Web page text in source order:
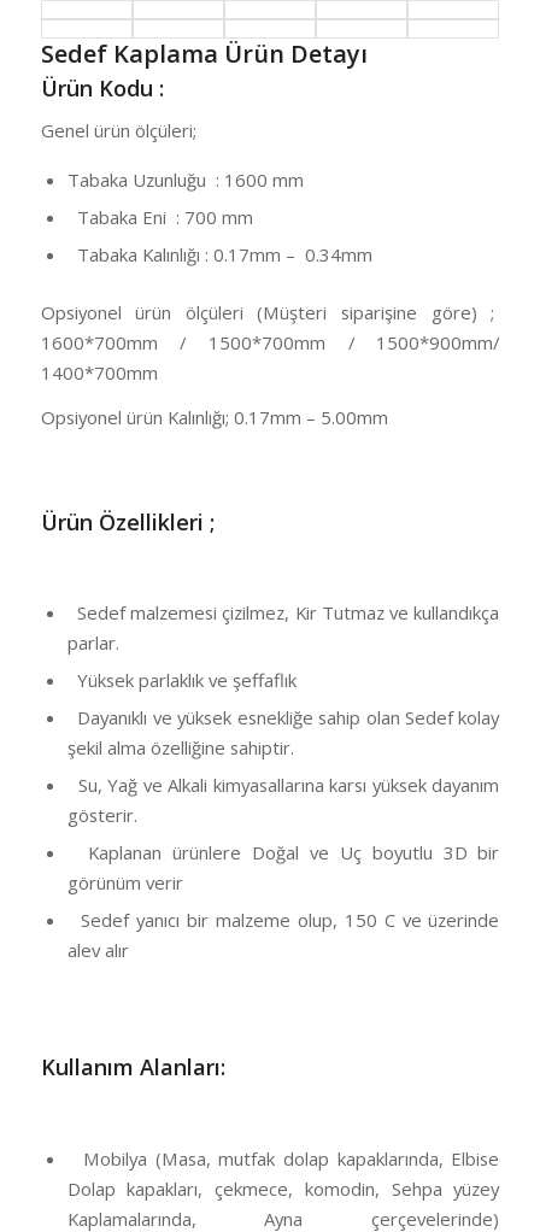
Sedef Kaplama Ürün Detayı
Ürün Kodu :
Genel ürün ölçüleri;
Tabaka Uzunluğu : 1600 mm
Tabaka Eni : 700 mm
Tabaka Kalınlığı : 0.17mm – 0.34mm
Opsiyonel ürün ölçüleri (Müşteri siparişine göre) ;
1600*700mm / 1500*700mm / 1500*900mm/
1400*700mm
Opsiyonel ürün Kalınlığı; 0.17mm – 5.00mm
Ürün Özellikleri ;
Sedef malzemesi çizilmez, Kir Tutmaz ve kullandıkça
parlar.
Yüksek parlaklık ve şeffaflık
Dayanıklı ve yüksek esnekliğe sahip olan Sedef kolay
şekil alma özelliğine sahiptir.
Su, Yağ ve Alkali kimyasallarına karsı yüksek dayanım
gösterir.
Kaplanan ürünlere Doğal ve Uç boyutlu 3D bir
görünüm verir
Sedef yanıcı bir malzeme olup, 150 C ve üzerinde
alev alır
Kullanım Alanları:
Mobilya (Masa, mutfak dolap kapaklarında, Elbise
Dolap kapakları, çekmece, komodin, Sehpa yüzey
Kaplamalarında, Ayna çerçevelerinde)